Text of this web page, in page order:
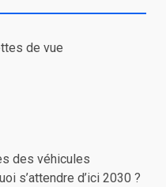
de vue
des véhicules
s’attendre d’ici 2030 ?